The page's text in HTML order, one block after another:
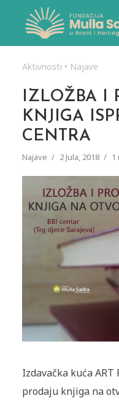
Aktivnosti • Najave
IZLOŽBA I
KNJIGA
CENTRA
Najave 2 Jula, 2018 1
Izdavačka kuća
prodaju knjiga na